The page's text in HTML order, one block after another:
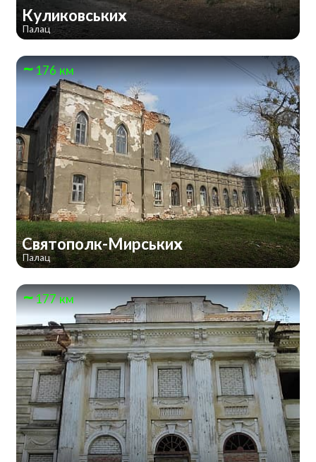
Куликовських
Палац
176 км
Святополк-Мирських
Палац
177 км